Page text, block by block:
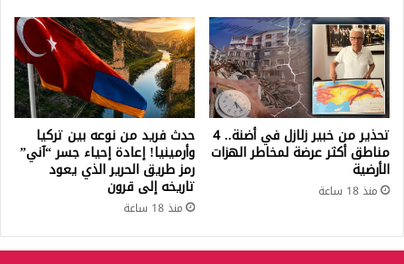
تحذير من خبير زلازل في أضنة.. 4
مناطق أكثر عرضة لمخاطر الهزات
الأرضية
منذ 18 ساعة
حدث فريد من نوعه بين تركيا
وأرمينيا! إعادة إحياء جسر “آني”
رمز طريق الحرير الذي يعود
تاريخه إلى قرون
منذ 18 ساعة